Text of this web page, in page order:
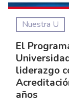
Nuestra U
El
liderazgo
años